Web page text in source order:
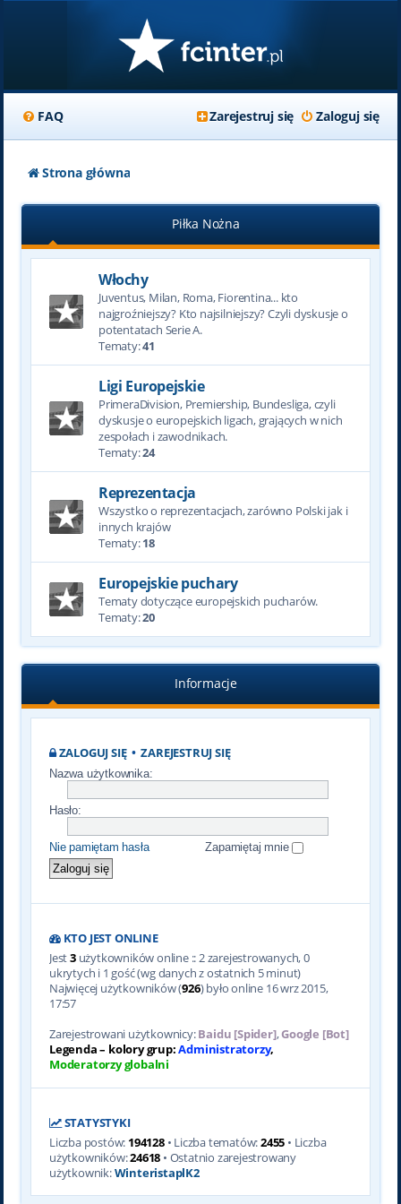
FAQ Zaloguj się
Zarejestruj się
Strona główna
Piłka Nożna
Włochy
Juventus, Milan, Roma, Fiorentina... kto
najgroźniejszy? Kto najsilniejszy? Czyli dyskusje o
potentatach Serie A.
Tematy:41
Ligi Europejskie
PrimeraDivision, Premiership, Bundesliga, czyli
dyskusje o europejskich ligach, grających w nich
zespołach i zawodnikach.
Tematy:24
Reprezentacja
Wszystko o reprezentacjach, zarówno Polski jak i
innych krajów
Tematy:18
Europejskie puchary
Tematy dotyczące europejskich pucharów.
Tematy:20
Informacje
ZALOGUJ SIĘ•ZAREJESTRUJ SIĘ
Nazwa użytkownika:
Hasło:
Nie pamiętam hasła Zapamiętaj mnie
KTO JEST ONLINE
Jest3użytkowników online :: 2 zarejestrowanych, 0
ukrytych i 1 gość (wg danych z ostatnich 5 minut)
Najwięcej użytkowników (926) było online 16 wrz 2015,
17:57
Zarejestrowani użytkownicy:Baidu [Spider],Google [Bot]
Legenda – kolory grup:Administratorzy,
Moderatorzy globalni
STATYSTYKI
Liczba postów: 194128• Liczba tematów:2455 • Liczba
użytkowników:24618 • Ostatnio zarejestrowany
użytkownik:WinteristaplK2